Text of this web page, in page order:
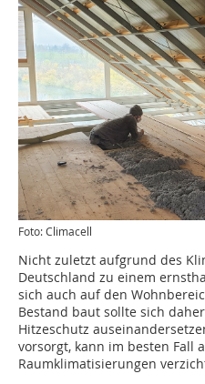
Foto: Climacell
Nicht zuletzt aufgrund des
Deutschland zu einem
sich auch auf den
Bestand baut sollte sich
Hitzeschutz
vorsorgt, kann im besten Fall
Raumklimatisierungen